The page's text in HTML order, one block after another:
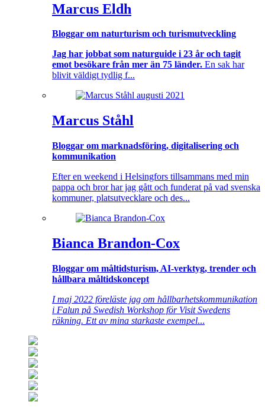
Marcus Eldh
Bloggar om naturturism och turismutveckling
Jag har jobbat som naturguide i 23 år och tagit
emot besökare från mer än 75 länder. En sak har
blivit väldigt tydlig f...
Marcus Ståhl
Bloggar om marknadsföring, digitalisering och
kommunikation
Efter en weekend i Helsingfors tillsammans med min
pappa och bror har jag gått och funderat på vad svenska
kommuner, platsutvecklare och des...
Bianca Brandon-Cox
Bloggar om måltidsturism, AI-verktyg, trender och
hållbara måltidskoncept
I maj 2022 föreläste jag om hållbarhetskommunikation
i Falun på Swedish Workshop för Visit Swedens
räkning. Ett av mina starkaste exempel...